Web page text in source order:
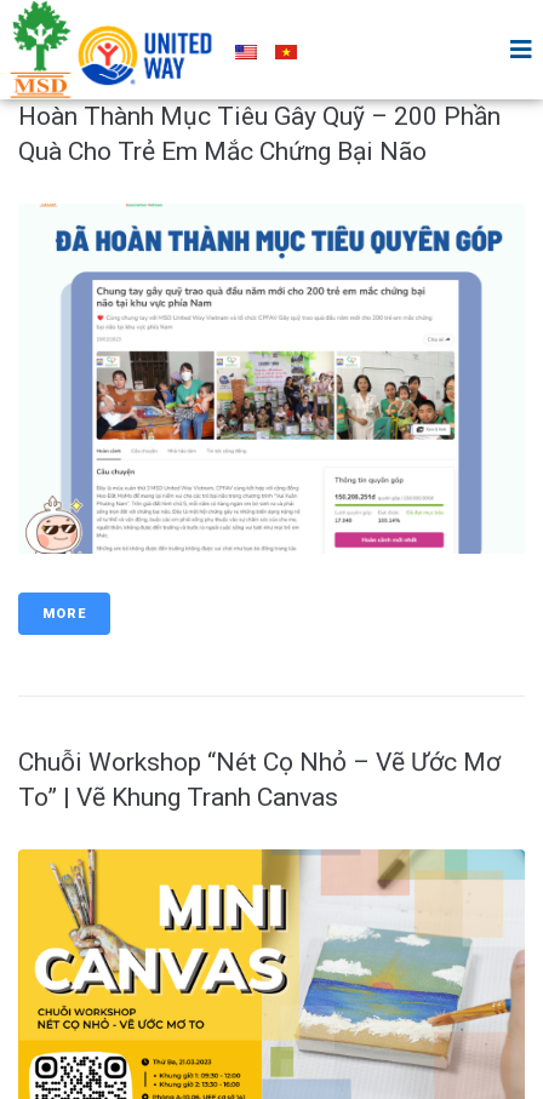
Hoàn Thành Mục Tiêu Gây Quỹ – 200 Phần
Quà Cho Trẻ Em Mắc Chứng Bại Não
MORE
Chuỗi Workshop “Nét Cọ Nhỏ – Vẽ Ước Mơ
To” | Vẽ Khung Tranh Canvas